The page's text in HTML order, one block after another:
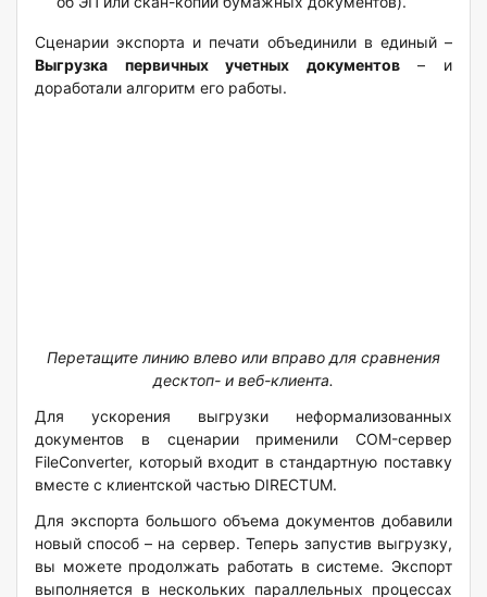
Сценарии экспорта и печати объединили в единый –
Выгрузка первичных учетных документов– и
доработали алгоритм его работы.
Перетащите линию влево или вправо для сравнения
десктоп- и веб-клиента.
Для ускорения выгрузки неформализованных
документов в сценарии применили COM-сервер
FileConverter, который входит в стандартную поставку
вместе с клиентской частью DIRECTUM.
Для экспорта большого объема документов добавили
новый способ – на сервер. Теперь запустив выгрузку,
вы можете продолжать работать в системе. Экспорт
выполняется в нескольких параллельных процессах